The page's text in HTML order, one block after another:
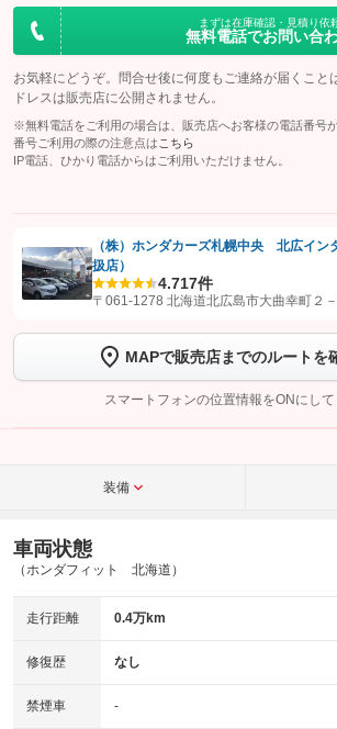
まずは在庫確認・見積り依
無料電話でお問い合
お気軽にどうぞ。問合せ後に何度もご連絡が届くこと
ドレスは販売店に公開されません。
※無料電話をご利用の場合は、販売店へお客様の電話番号
番号ご利用の際の注意点は こちら
IP電話、ひかり電話からはご利用いただけません。
【STEP1】認証画面でグーネットを友だち追加してか
します
【STEP2】 トーク画面で
完了してください。
こちら
（株）ホンダカーズ札幌中央 北広イン
扱店）
4.717件
〒061-1278 北海道北広島市大曲幸町２
MAPで販売店までのルートを
スマートフォンの位置情報をONにし
装備
車両状態
（ホンダフィット 北海道）
走行距離 0.4万km
修復歴 なし
禁煙車 -